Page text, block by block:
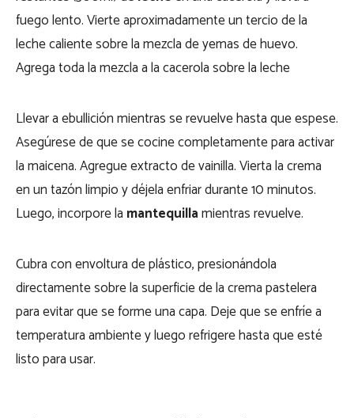
fuego lento. Vierte aproximadamente un tercio de la
leche caliente sobre la mezcla de yemas de huevo.
Agrega toda la mezcla a la cacerola sobre la leche
Llevar a ebullición mientras se revuelve hasta que espese.
Asegúrese de que se cocine completamente para activar
la maicena. Agregue extracto de vainilla. Vierta la crema
en un tazón limpio y déjela enfriar durante 10 minutos.
Luego, incorpore la mantequillamientras revuelve.
Cubra con envoltura de plástico, presionándola
directamente sobre la superficie de la crema pastelera
para evitar que se forme una capa. Deje que se enfríe a
temperatura ambiente y luego refrigere hasta que esté
listo para usar.